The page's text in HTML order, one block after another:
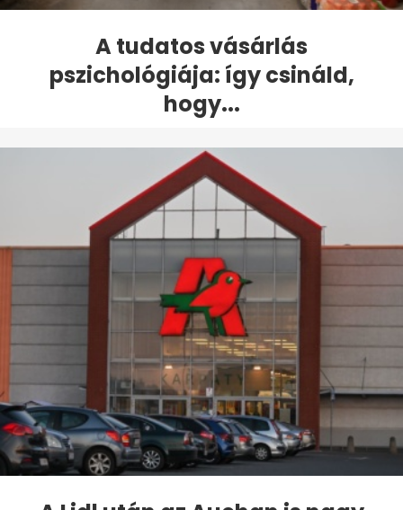
A tudatos vásárlás
pszichológiája: így csináld,
hogy...